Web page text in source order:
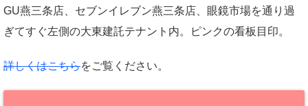
GU燕三条店、セブンイレブン燕三条店、眼鏡市場を通り過
ぎてすぐ左側の大東建託テナント内。ピンクの看板目印。
詳しくはこちらをご覧ください。